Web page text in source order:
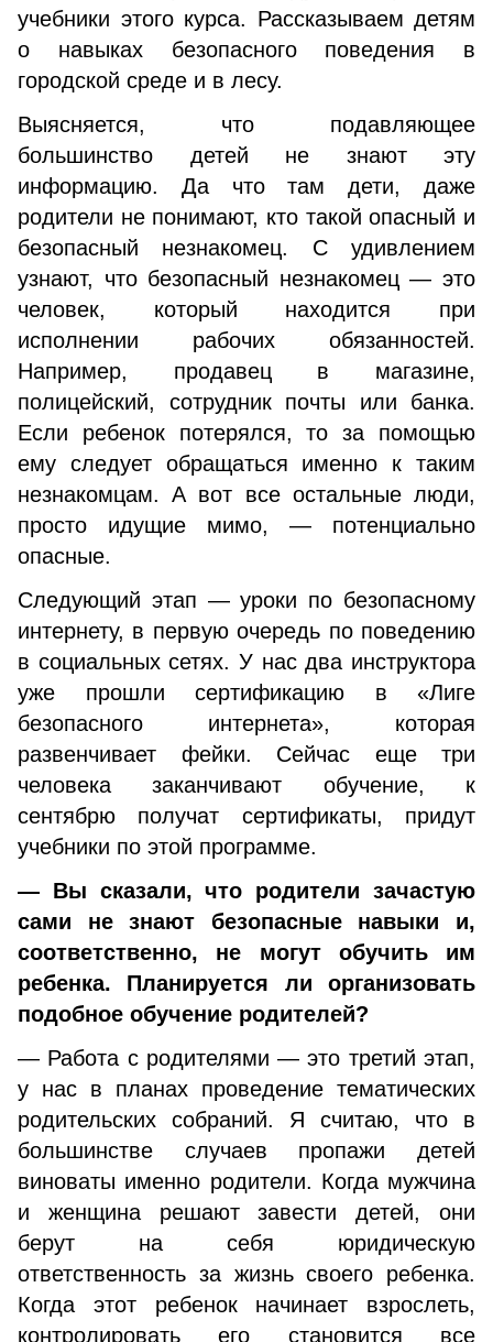
учебники этого курса. Рассказываем детям
о навыках безопасного поведения в
городской среде и в лесу.
Выясняется, что подавляющее
большинство детей не знают эту
информацию. Да что там дети, даже
родители не понимают, кто такой опасный и
безопасный незнакомец. С удивлением
узнают, что безопасный незнакомец — это
человек, который находится при
исполнении рабочих обязанностей.
Например, продавец в магазине,
полицейский, сотрудник почты или банка.
Если ребенок потерялся, то за помощью
ему следует обращаться именно к таким
незнакомцам. А вот все остальные люди,
просто идущие мимо, — потенциально
опасные.
Следующий этап — уроки по безопасному
интернету, в первую очередь по поведению
в социальных сетях. У нас два инструктора
уже прошли сертификацию в «Лиге
безопасного интернета», которая
развенчивает фейки. Сейчас еще три
человека заканчивают обучение, к
сентябрю получат сертификаты, придут
учебники по этой программе.
— Вы сказали, что родители зачастую
сами не знают безопасные навыки и,
соответственно, не могут обучить им
ребенка. Планируется ли организовать
подобное обучение родителей?
— Работа с родителями — это третий этап,
у нас в планах проведение тематических
родительских собраний. Я считаю, что в
большинстве случаев пропажи детей
виноваты именно родители. Когда мужчина
и женщина решают завести детей, они
берут на себя юридическую
ответственность за жизнь своего ребенка.
Когда этот ребенок начинает взрослеть,
контролировать его становится все